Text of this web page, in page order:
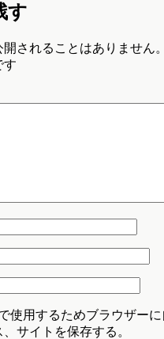
す
されることはありません。
す
使用するためブラウザーに
サイトを保存する。